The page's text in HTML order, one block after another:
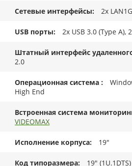
Сетевые интерфейсы 2x
USB порты 2x USB 3.0 (Type A),
Штатный интерфейс
2.0
Операционная система
High End
Встроенная система
VIDEOMAX
Исполнение корпуса 19"
Код типоразмера 19" (1U.1DTS)